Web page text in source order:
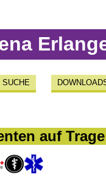
SUCHE
auf